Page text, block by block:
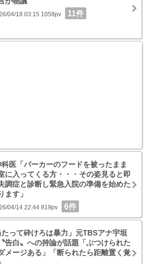
04/18 03:15 1058pv 11件
医「パーカーのフードを被ったまま
に入ってくる方・・・その姿見ると即
調症と診断し緊急入院の準備を始めた
ます」
04/14 22:44 819pv 6件
たって砕けろは暴力」元TBSアナ宇垣
告白〟への持論が話題「ぶつけられた
メージある」「断られたら距離置く覚